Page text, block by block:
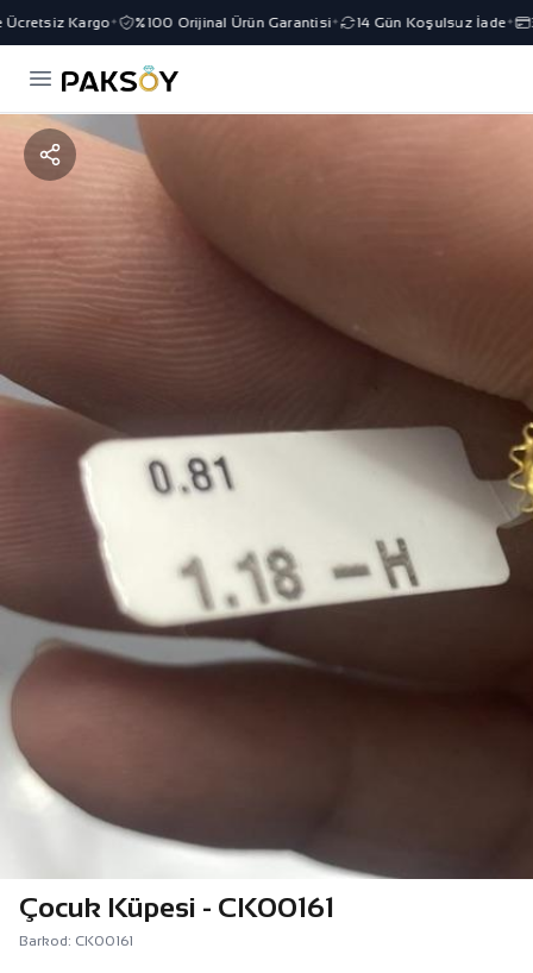
Kargo✦ %100 Orijinal Ürün Garantisi✦ 14 Gün Koşulsuz İade ✦ 3
Çocuk Küpesi - CK00161
Barkod: CK00161